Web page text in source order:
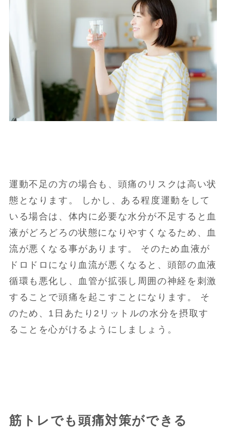
運動不足の方の場合も、頭痛のリスクは高い状
態となります。 しかし、ある程度運動をして
いる場合は、体内に必要な水分が不足すると血
液がどろどろの状態になりやすくなるため、血
流が悪くなる事があります。 そのため血液が
ドロドロになり血流が悪くなると、頭部の血液
循環も悪化し、血管が拡張し周囲の神経を刺激
することで頭痛を起こすことになります。 そ
のため、1日あたり2リットルの水分を摂取す
ることを心がけるようにしましょう。
筋トレでも頭痛対策ができる